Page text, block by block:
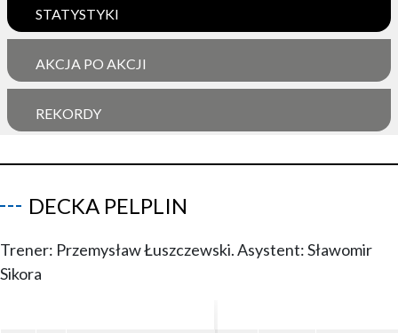
STATYSTYKI
AKCJA PO AKCJI
REKORDY
DECKA PELPLIN
Trener: Przemysław Łuszczewski. Asystent: Sławomir
Sikora